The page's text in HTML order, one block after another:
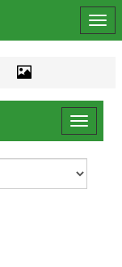
le
Toggle